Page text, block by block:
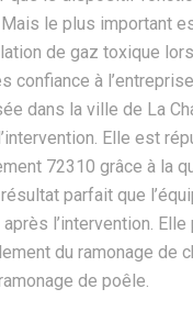
le plus important
de gaz toxique
confiance à
dans la ville de La
Elle est
72310 grâce à la
parfait que
l’intervention. Elle
du ramonage de
de poêle.